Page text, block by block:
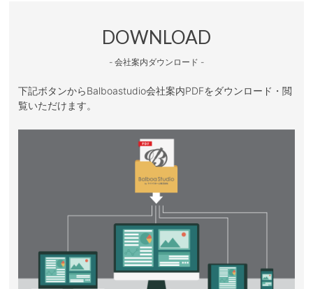
DOWNLOAD
- 会社案内ダウンロード -
下記ボタンからBalboastudio会社案内PDFをダウンロード・閲
覧いただけます。